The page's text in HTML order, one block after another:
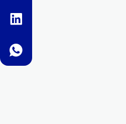
linkedin
whatsapp